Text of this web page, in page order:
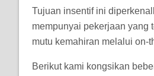
Tujuan insentif ini
mempunyai pekerjaan yang
mutu kemahiran melalui on-
Berikut kami kongsikan